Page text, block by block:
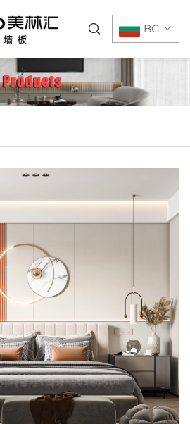
BG